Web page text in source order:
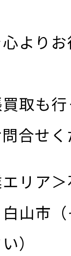
より
取も
合せ
リア
山市
）